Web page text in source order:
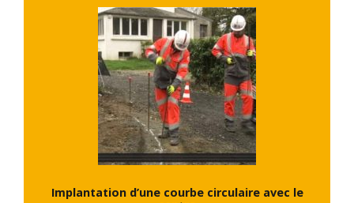
Implantation d’une courbe circulaire avec le